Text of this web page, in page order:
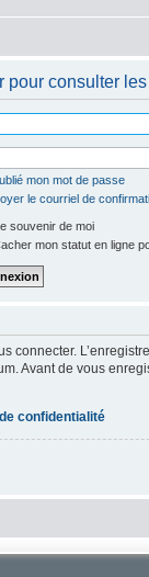
pour consulter
mon mot de passe
le courriel de
souvenir de moi
mon statut en ligne
connecter.
Avant de vous
confidentialité